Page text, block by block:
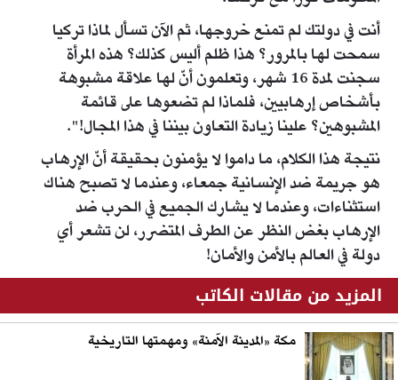
أنت في دولتك لم تمنع خروجها، ثم الآن تسأل لماذا تركيا
سمحت لها بالمرور؟ هذا ظلم أليس كذلك؟ هذه المرأة
سجنت لمدة 16 شهر، وتعلمون أنّ لها علاقة مشبوهة
بأشخاص إرهابيين، فلماذا لم تضعوها على قائمة
المشبوهين؟ علينا زيادة التعاون بيننا في هذا المجال!".
نتيجة هذا الكلام، ما داموا لا يؤمنون بحقيقة أنّ الإرهاب
هو جريمة ضد الإنسانية جمعاء، وعندما لا تصبح هناك
استثناءات، وعندما لا يشارك الجميع في الحرب ضد
الإرهاب بغض النظر عن الطرف المتضرر، لن تشعر أي
دولة في العالم بالأمن والأمان!
المزيد من مقالات الكاتب
مكة «المدينة الآمنة» ومهمتها التاريخية